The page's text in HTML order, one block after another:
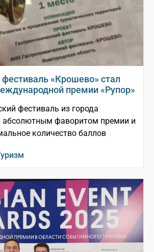
«Крошево» стал
премии «Рупор»
фестиваль из города
абсолютным фаворитом премии и
количество баллов